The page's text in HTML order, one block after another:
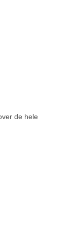
de hele